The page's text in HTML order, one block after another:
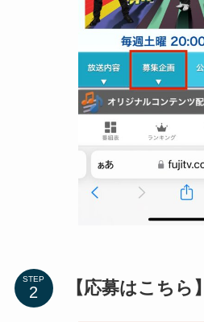
STEP 【応募はこちら